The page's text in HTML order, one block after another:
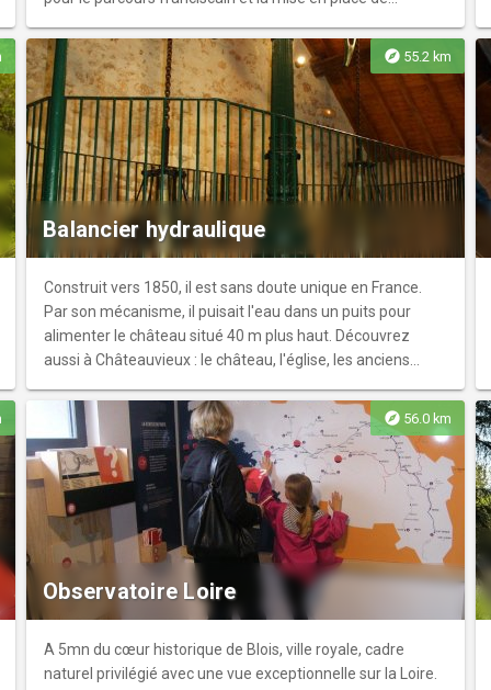
l'Office de Tourisme : sur le site
www.pastoraledutourisme41.fr. Les églises du Loir-et-
Cher sont répertoriées par liste alphabétique et certaine
en couleur rouge ont déjà un lien avec l'Office de Tourisme.
explore 55.2 km
Balancier hydraulique
Construit vers 1850, il est sans doute unique en France.
Par son mécanisme, il puisait l'eau dans un puits pour
alimenter le château situé 40 m plus haut. Découvrez
aussi à Châteauvieux : le château, l'église, les anciens
et du vin. Sur réservation uniquement.
explore 56.0 km
Observatoire Loire
A 5mn du cœur historique de Blois, ville royale, cadre
naturel privilégié avec une vue exceptionnelle sur la Loire.